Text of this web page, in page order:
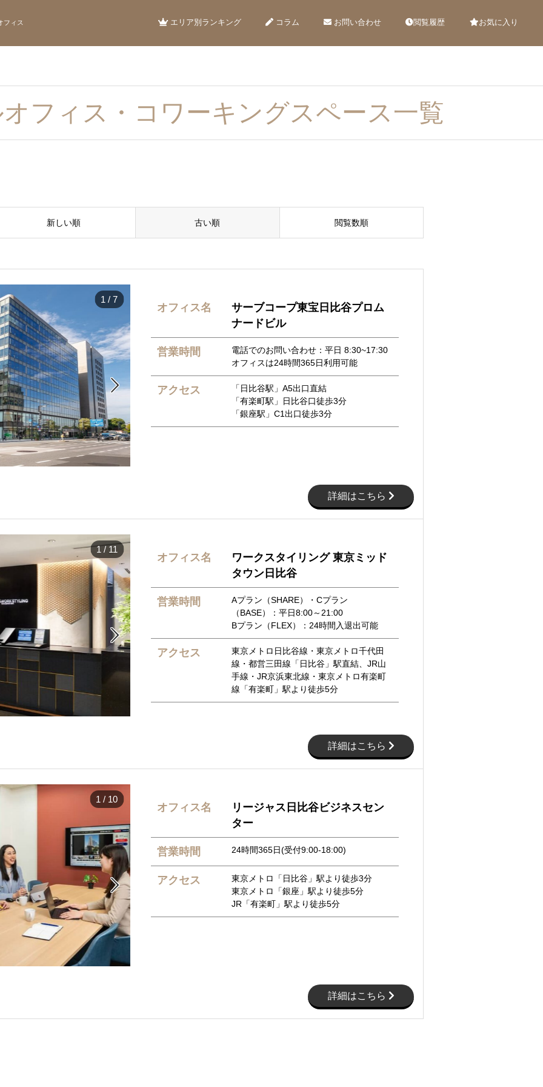
フィス エリア別ランキング コラム お問い合わせ 閲覧履歴 お気に入り
フィス・コワーキングスペース一覧
新しい順 古い順 閲覧数順

1 / 7
オフィス名
サーブコープ東宝日比谷プロム
ナードビル
営業時間
電話でのお問い合わせ：平日 8:30~17:30
オフィスは24時間365日利用可能
アクセス
「日比谷駅」A5出口直結
「有楽町駅」日比谷口徒歩3分
「銀座駅」C1出口徒歩3分
詳細はこちら

1/ 11
オフィス名
ワークスタイリング 東京ミッド
タウン日比谷
営業時間
Aプラン（SHARE）・Cプラン
（BASE）：平日8:00～21:00
Bプラン（FLEX）：24時間入退出可能
アクセス
東京メトロ日比谷線・東京メトロ千代田
線・都営三田線「日比谷」駅直結、JR山
手線・JR京浜東北線・東京メトロ有楽町
線「有楽町」駅より徒歩5分
詳細はこちら

1 / 10
オフィス名
リージャス日比谷ビジネスセン
ター
営業時間 24時間365日(受付9:00-18:00)
アクセス
東京メトロ「日比谷」駅より徒歩3分
東京メトロ「銀座」駅より徒歩5分
JR「有楽町」駅より徒歩5分
詳細はこちら